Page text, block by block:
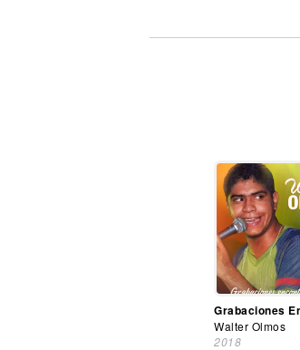
Walter Olmos
2018